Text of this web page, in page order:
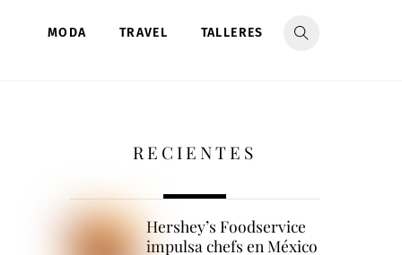
MODA TRAVEL TALLERES
RECIENTES
Hershey’s Foodservice
impulsa chefs en México